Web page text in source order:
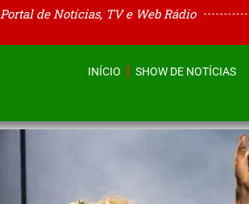
de Notícias, TV e Web Rádio
INÍCIO SHOW DE NOTÍCIAS